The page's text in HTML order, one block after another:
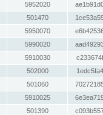
5952020
501470
5950070
5990020
5910030
502000
501060
5910025
501390